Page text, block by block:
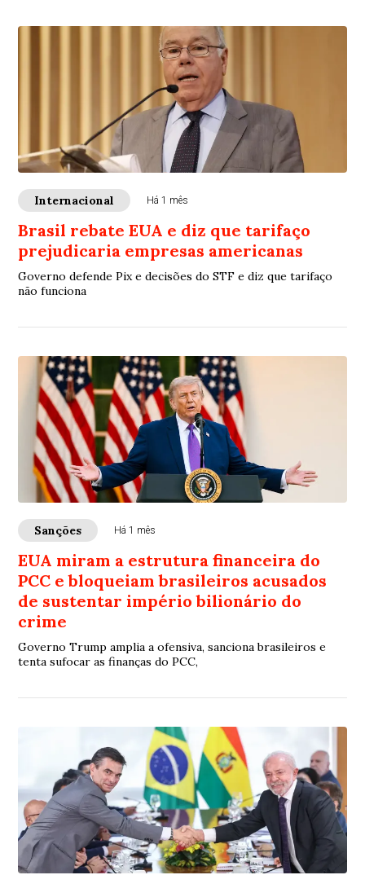
Internacional Há 1 mês
Brasil rebate EUA e diz que tarifaço
prejudicaria empresas americanas
Governo defende Pix e decisões do STF e diz que tarifaço
não funciona
Sanções Há 1 mês
EUA miram a estrutura financeira do
PCC e bloqueiam brasileiros acusados
de sustentar império bilionário do
crime
Governo Trump amplia a ofensiva, sanciona brasileiros e
tenta sufocar as finanças do PCC,